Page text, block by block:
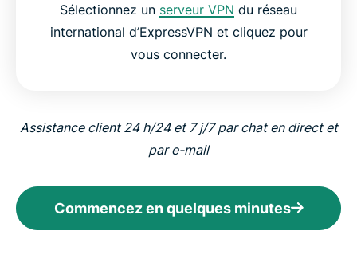
Sélectionnez un serveur VPN du réseau
international d’ExpressVPN et cliquez pour
vous connecter.
Assistance client 24 h/24 et 7 j/7 par chat en direct et
par e-mail
Commencez en quelques minutes